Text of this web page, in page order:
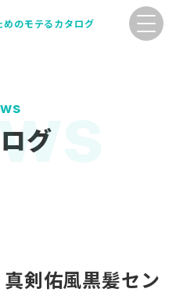
めのモテるカタログ
グ
剣佑風黒髪セン